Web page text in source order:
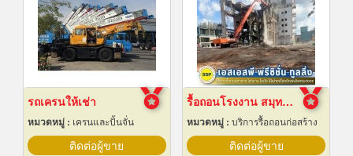
รถเครนให้เช่า
หมวดหมู่ : เครนและปั้นจั่น
ติดต่อผู้ขาย
รื้อถอนโรงงาน สมุทรปราการ
หมวดหมู่ : บริการรื้อถอนก่อสร้าง
ติดต่อผู้ขาย